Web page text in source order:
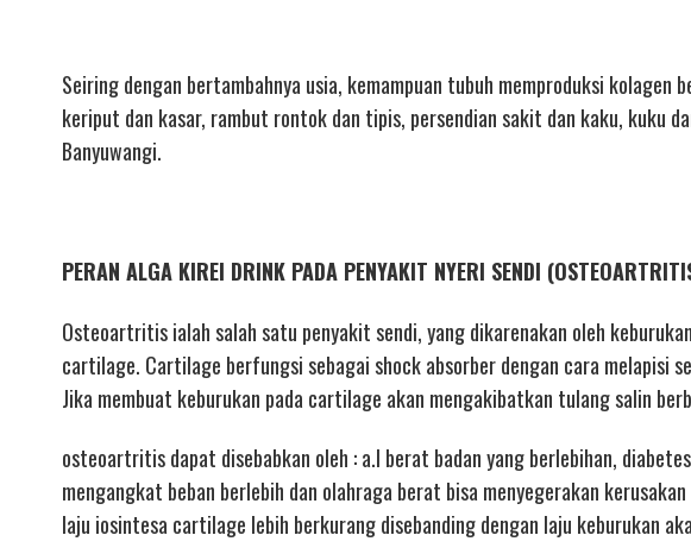
Seiring dengan bertambahnya usia, kemampuan tubuh memproduksi
keriput dan kasar, rambut rontok dan tipis, persendian sakit dan kaku, kuku
Banyuwangi.
PERAN ALGA KIREI DRINK PADA PENYAKIT NYERI SENDI
Osteoartritis ialah salah satu penyakit sendi, yang dikarenakan oleh
cartilage. Cartilage berfungsi sebagai shock absorber dengan cara melapisi
Jika membuat keburukan pada cartilage akan mengakibatkan tulang salin
osteoartritis dapat disebabkan oleh : a.l berat badan yang berlebihan,
mengangkat beban berlebih dan olahraga berat bisa menyegerakan
laju iosintesa cartilage lebih berkurang disebanding dengan laju keburukan